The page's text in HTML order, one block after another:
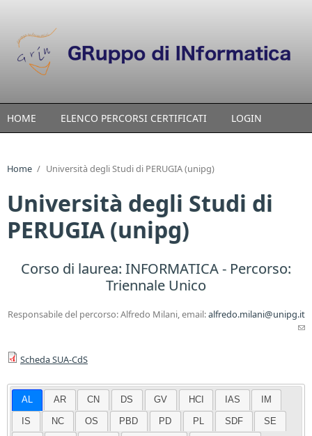
HOME ELENCO PERCORSI CERTIFICATI LOGIN
Home / Università degli Studi di PERUGIA (unipg)
Università degli Studi di
PERUGIA (unipg)
Corso di laurea: INFORMATICA- Percorso:
Triennale Unico
Responsabile del percorso: Alfredo Milani, email:alfredo.milani@unipg.it
Scheda SUA-CdS
AL AR CN DS GV HCI IAS IM
IS NC OS PBD PD PL SDF SE